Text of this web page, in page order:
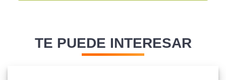
TE PUEDE INTERESAR